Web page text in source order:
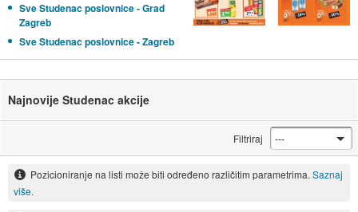
Sve Studenac poslovnice - Grad
Zagreb
Sve Studenac poslovnice - Zagreb
Najnovije Studenac akcije
Filtriraj
Pozicioniranje na listi može biti određeno različitim parametrima. Saznaj
više.